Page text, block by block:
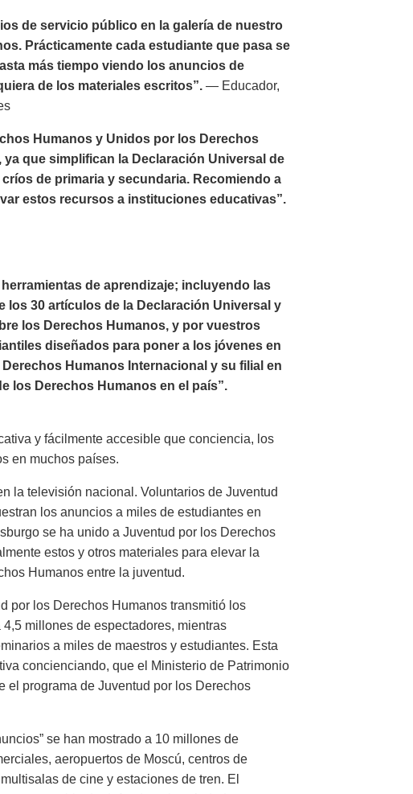
de servicio público en la galería de nuestro
Prácticamente cada estudiante que pasa se
más tiempo viendo los anuncios de
de los materiales escritos”. — Educador,
Humanos y Unidos por los Derechos
que simplifican la Declaración Universal de
de primaria y secundaria. Recomiendo a
estos recursos a instituciones educativas”.
de aprendizaje; incluyendo las
los 30 artículos de la Declaración Universal y
los Derechos Humanos, y por vuestros
diseñados para poner a los jóvenes en
Humanos Internacional y su filial en
los Derechos Humanos en el país”.
y fácilmente accesible que conciencia, los
en muchos países.
la televisión nacional. Voluntarios de Juventud
los anuncios a miles de estudiantes en
se ha unido a Juventud por los Derechos
estos y otros materiales para elevar la
Humanos entre la juventud.
por los Derechos Humanos transmitió los
millones de espectadores, mientras
a miles de maestros y estudiantes. Esta
concienciando, que el Ministerio de Patrimonio
el programa de Juventud por los Derechos
se han mostrado a 10 millones de
aeropuertos de Moscú, centros de
de cine y estaciones de tren. El